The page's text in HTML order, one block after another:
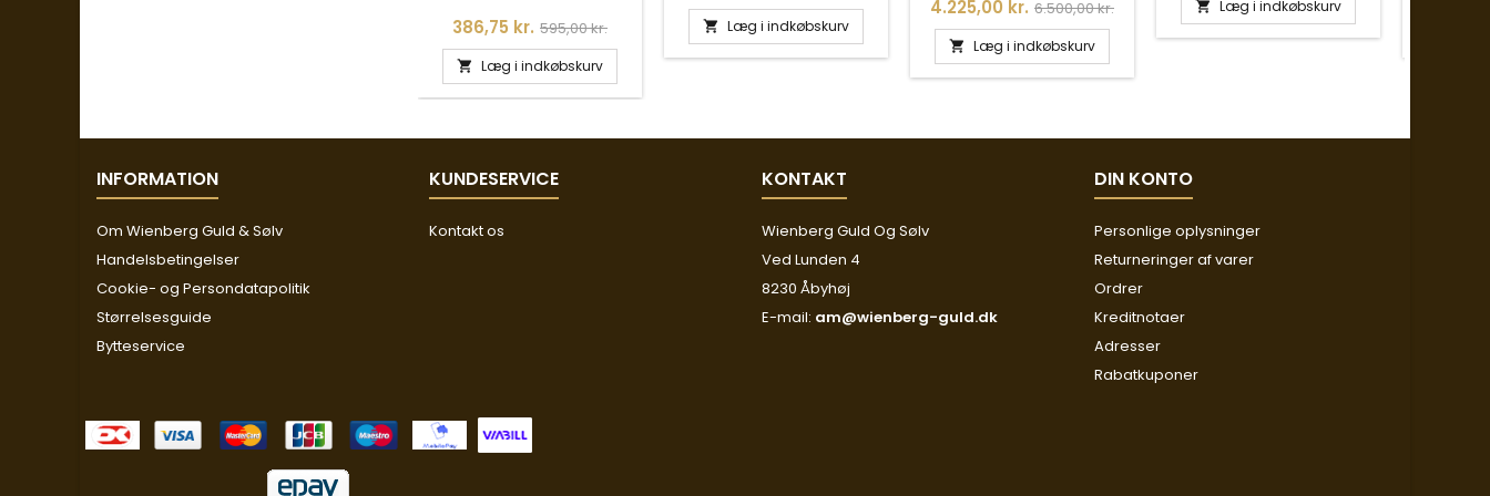
Pris
386,75 kr. Normalpris
595,00 kr.
 Læg i indkøbskurv
 Læg i indkøbskurv
Pris
4.225,00 kr. Normalpris
6.500,00 kr.
 Læg i indkøbskurv
 Læg i indkøbskurv
INFORMATION
Om Wienberg Guld & Sølv
Handelsbetingelser
Cookie- og Persondatapolitik
Størrelsesguide
Bytteservice
KUNDESERVICE
Kontakt os
KONTAKT
Wienberg Guld Og Sølv
Ved Lunden 4
8230 Åbyhøj
E-mail: am@wienberg-guld.dk
DIN KONTO
Personlige oplysninger
Returneringer af varer
Ordrer
Kreditnotaer
Adresser
Rabatkuponer